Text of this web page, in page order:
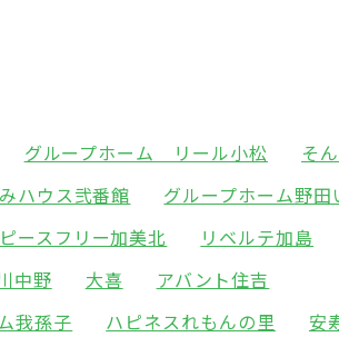
グループホーム リール小松
そ
ハウス弐番館
グループホーム野田
ピースフリー加美北 リベルテ加島
中野 大喜
アバント住吉
我孫子 ハピネスれもんの里
安